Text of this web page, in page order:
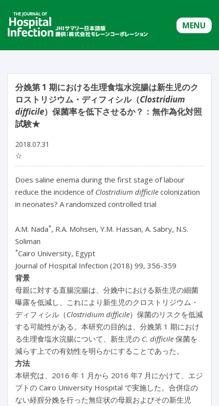
MENU
分娩第 1 期における生理食塩水浣腸は新生児のク
ロストリジウム・ディフィシル（Clostridium
difficile）保菌率を低下させるか？：無作為化対照
試験★
2018.07.31
☆
Does saline enema during the first stage of labour
reduce the incidence of Clostridium difficile colonization
in neonates? A randomized controlled trial
A.M. Nada*, R.A. Mohsen, Y.M. Hassan, A. Sabry, N.S.
Soliman
*Cairo University, Egypt
Journal of Hospital Infection (2018) 99, 356-359
背景
母親に対する直腸浣腸は、分娩中における新生児の細菌
曝露を低減し、これにより新生児のクロストリジウム・
ディフィシル（Clostridium difficile）保菌のリスクを低減
する可能性がある。本研究の目的は、分娩第 1 期におけ
る生理食塩水浣腸について、新生児の C. difficile 保菌を
減らす上での有効性を明らかにすることであった。
方法
本研究は、2016 年 1 月から 2016 年7 月にかけて、エジ
プトの Cairo University Hospital で実施した。合併症の
ない経腟分娩を行った無症状の母親およびその新生児